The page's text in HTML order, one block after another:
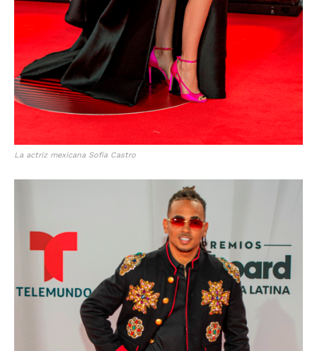
La actriz mexicana Sofía Castro